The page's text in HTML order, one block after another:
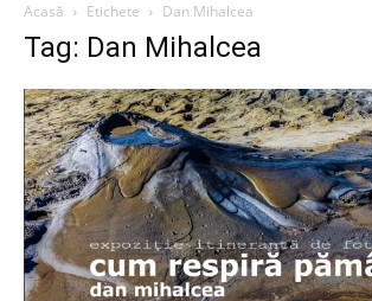
Acasă Etichete Dan Mihalcea
Tag: Dan Mihalcea